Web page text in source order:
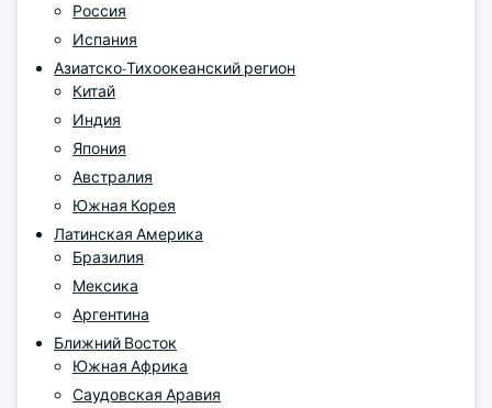
Россия
Испания
Азиатско-Тихоокеанский регион
Китай
Индия
Япония
Австралия
Южная Корея
Латинская Америка
Бразилия
Мексика
Аргентина
Ближний Восток
Южная Африка
Саудовская Аравия